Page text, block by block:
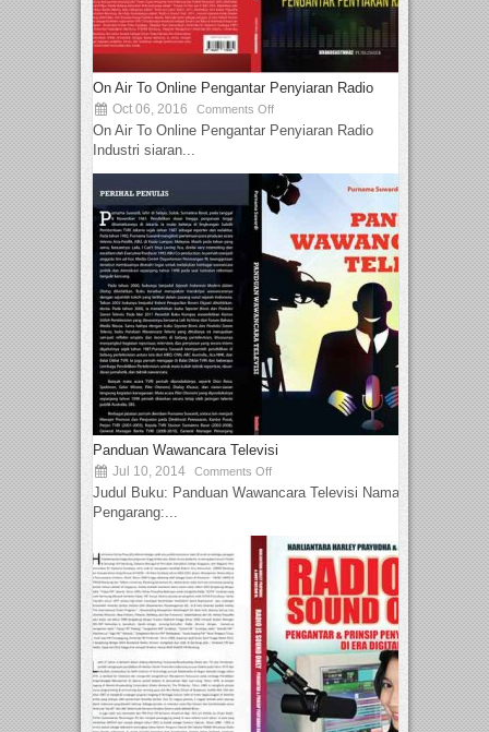
On Air To Online Pengantar Penyiaran Radio
Oct 06, 2016 Comments Off
On Air To Online Pengantar Penyiaran Radio
Industri siaran...
Panduan Wawancara Televisi
Jul 10, 2014 Comments Off
Judul Buku: Panduan Wawancara Televisi Nama
Pengarang:...